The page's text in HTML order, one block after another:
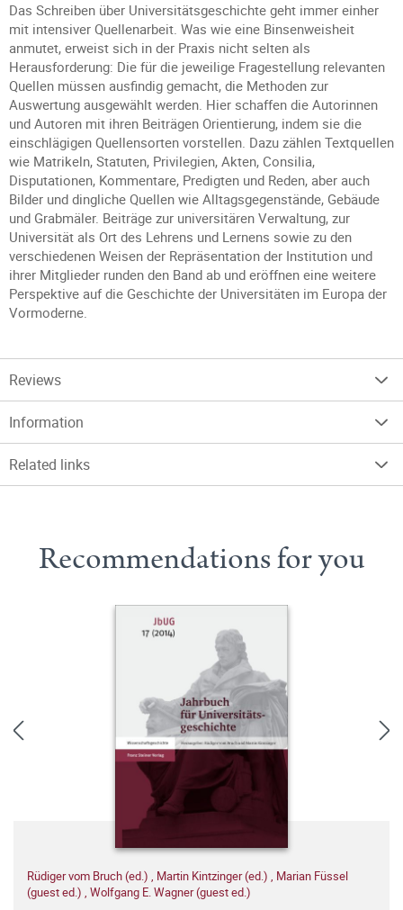
Das Schreiben über Universitätsgeschichte geht immer einher
mit intensiver Quellenarbeit. Was wie eine Binsenweisheit
anmutet, erweist sich in der Praxis nicht selten als
Herausforderung: Die für die jeweilige Fragestellung relevanten
Quellen müssen ausfindig gemacht, die Methoden zur
Auswertung ausgewählt werden. Hier schaffen die Autorinnen
und Autoren mit ihren Beiträgen Orientierung, indem sie die
einschlägigen Quellensorten vorstellen. Dazu zählen Textquellen
wie Matrikeln, Statuten, Privilegien, Akten, Consilia,
Disputationen, Kommentare, Predigten und Reden, aber auch
Bilder und dingliche Quellen wie Alltagsgegenstände, Gebäude
und Grabmäler. Beiträge zur universitären Verwaltung, zur
Universität als Ort des Lehrens und Lernens sowie zu den
verschiedenen Weisen der Repräsentation der Institution und
ihrer Mitglieder runden den Band ab und eröffnen eine weitere
Perspektive auf die Geschichte der Universitäten im Europa der
Vormoderne.
Reviews
Information
Related links
Recommendations for you
Rüdiger vom Bruch (ed.) , Martin Kintzinger (ed.) , Marian Füssel
(guest ed.) , Wolfgang E. Wagner (guest ed.)